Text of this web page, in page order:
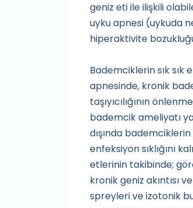
geniz eti ile ilişkili
uyku apnesi (uykuda
hiperaktivite
Bademciklerin sık
apnesinde, kronik
taşıyıcılığının
bademcik ameliyatı
dışında
enfeksiyon sıklığını
etlerinin takibinde;
kronik geniz akıntısı
spreyleri ve izotonik